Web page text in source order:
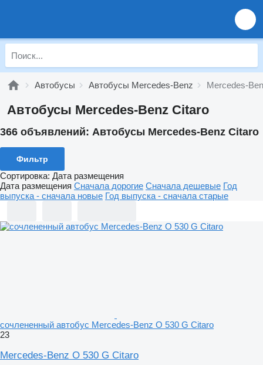
Автобусы Автобусы Mercedes-Benz Mercedes-
Автобусы Mercedes-Benz Citaro
366 объявлений: Автобусы Mercedes-Benz Citaro
Фильтр
Сортировка: Дата размещения
Дата размещения Сначала дорогие Сначала дешевые Год
выпуска - сначала новые Год выпуска - сначала старые
сочлененный автобус Mercedes-Benz O 530 G Citaro
23
Mercedes-Benz O 530 G Citaro